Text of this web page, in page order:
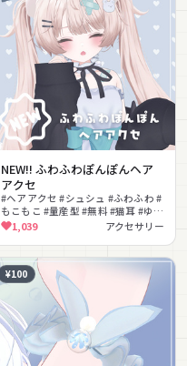
NEW!! ふわふわぽんぽんヘア
アクセ
#ヘアアクセ #シュシュ #ふわふわ #
もこもこ #量産型 #無料 #猫耳 #ゆめ
かわいい #色変更可能
1,039 アクセサリー
¥100